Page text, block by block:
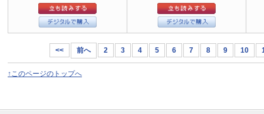
<< 前へ 2 3 4 5 6 7 8 9 10
↑このページのトップへ